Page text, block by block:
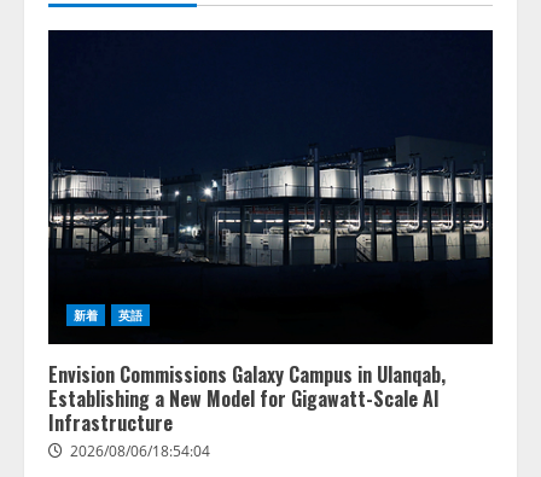
新着 英語
Envision Commissions Galaxy Campus in Ulanqab,
Establishing a New Model for Gigawatt-Scale AI
Infrastructure
2026/08/06/18:54:04